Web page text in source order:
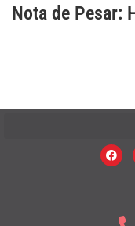
Nota de Pesar: